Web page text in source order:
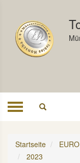
Toggle
Startseite
2023